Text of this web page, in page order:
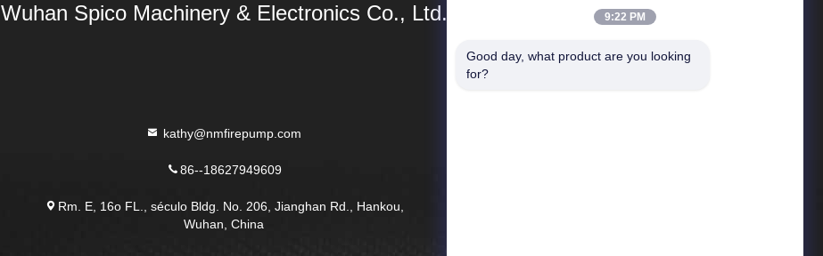
Wuhan Spico Machinery & Electronics Co., Ltd.
kathy@nmfirepump.com
86--18627949609
Rm. E, 16o FL., século Bldg. No. 206, Jianghan Rd., Hankou,
Wuhan, China
Links Rápidos
9:22 PM
Good day, what product are you looking
for?